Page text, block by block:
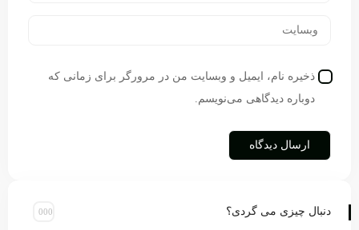
ذخیره نام، ایمیل و وبسایت من در مرورگر برای زمانی که
دوباره دیدگاهی می‌نویسم.
دنبال چیزی می گردی؟